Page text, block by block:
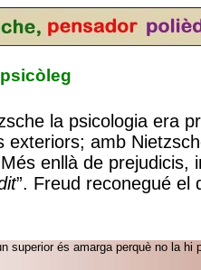
la psicologia era
exteriors; amb
enllà de prejudicis,
”. Freud reconegué el
superior és amarga perquè no la hi